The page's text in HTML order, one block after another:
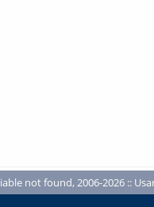
not found, 2006-2026 ::